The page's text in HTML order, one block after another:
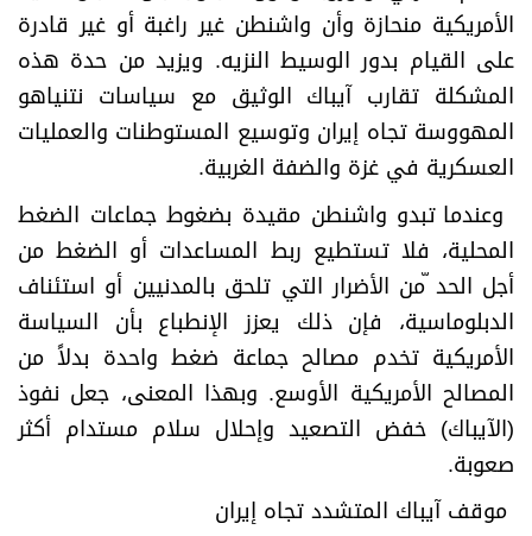
الأمريكية منحازة وأن واشنطن غير راغبة أو غير قادرة
على القيام بدور الوسيط النزيه. ويزيد من حدة هذه
المشكلة تقارب آيباك الوثيق مع سياسات نتنياهو
المهووسة تجاه إيران وتوسيع المستوطنات والعمليات
العسكرية في غزة والضفة الغربية.
وعندما تبدو واشنطن مقيدة بضغوط جماعات الضغط
المحلية، فلا تستطيع ربط المساعدات أو الضغط من
أجل الحد ّمن الأضرار التي تلحق بالمدنيين أو استئناف
الدبلوماسية، فإن ذلك يعزز الإنطباع بأن السياسة
الأمريكية تخدم مصالح جماعة ضغط واحدة بدلاً من
المصالح الأمريكية الأوسع. وبهذا المعنى، جعل نفوذ
(الآيباك) خفض التصعيد وإحلال سلام مستدام أكثر
صعوبة.
موقف آيباك المتشدد تجاه إيران